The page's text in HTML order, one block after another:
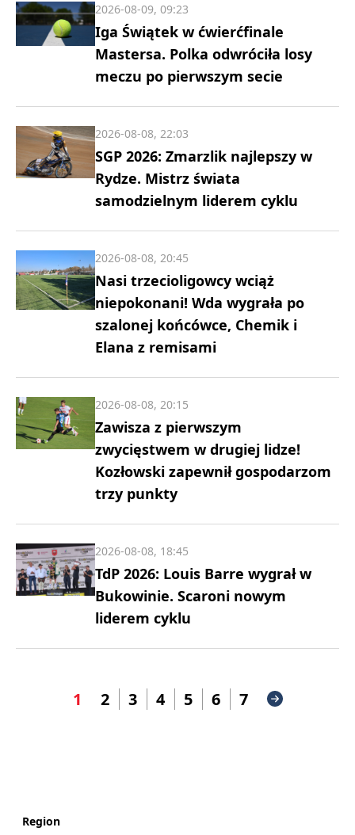
Iga Świątek w ćwierćfinale
Mastersa. Polka odwróciła losy
meczu po pierwszym secie
2026-08-09, 09:23
SGP 2026: Zmarzlik najlepszy w
Rydze. Mistrz świata
samodzielnym liderem cyklu
2026-08-08, 22:03
Nasi trzecioligowcy wciąż
niepokonani! Wda wygrała po
szalonej końcówce, Chemik i
Elana z remisami
2026-08-08, 20:45
Zawisza z pierwszym
zwycięstwem w drugiej lidze!
Kozłowski zapewnił gospodarzom
trzy punkty
2026-08-08, 20:15
TdP 2026: Louis Barre wygrał w
Bukowinie. Scaroni nowym
liderem cyklu
2026-08-08, 18:45
1 2 3 4 5 6 7
Region